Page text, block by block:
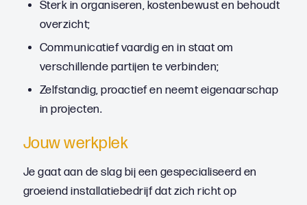
Sterk in organiseren, kostenbewust en behoudt
overzicht;
Communicatief vaardig en in staat om
verschillende partijen te verbinden;
Zelfstandig, proactief en neemt eigenaarschap
in projecten.
Jouw werkplek
Je gaat aan de slag bij een gespecialiseerd en
groeiend installatiebedrijf dat zich richt op